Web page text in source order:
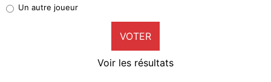
9%
Un autre joueur
VOTER
Voir les résultats